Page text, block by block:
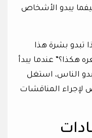
يبدو الأشخاص
تبدو بشرة هذا
هكذا؟” عندما يبدأ
الناس، استغل
لإجراء المناقشات